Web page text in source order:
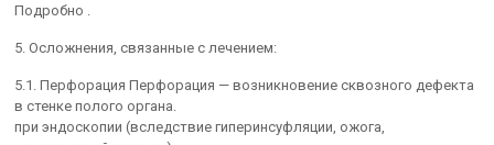
Подробно .
5. Осложнения, связанные с лечением:
5.1. Перфорация Перфорация — возникновение сквозного дефекта
в стенке полого органа.
при эндоскопии (вследствие гиперинсуфляции, ожога,